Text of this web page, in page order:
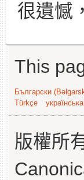
很遺憾
This
Български
Türkçe
版權所